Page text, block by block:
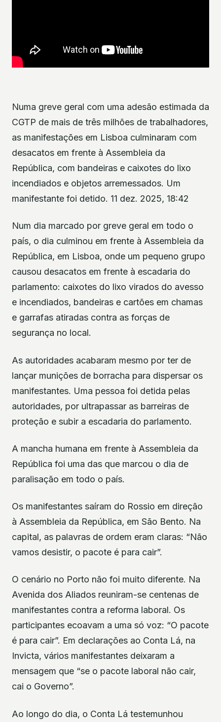
Numa greve geral com uma adesão estimada da
CGTP de mais de três milhões de trabalhadores,
as manifestações em Lisboa culminaram com
desacatos em frente à Assembleia da
República, com bandeiras e caixotes do lixo
incendiados e objetos arremessados. Um
manifestante foi detido. 11 dez. 2025, 18:42
Num dia marcado por greve geral em todo o
país, o dia culminou em frente à Assembleia da
República, em Lisboa, onde um pequeno grupo
causou desacatos em frente à escadaria do
parlamento: caixotes do lixo virados do avesso
e incendiados, bandeiras e cartões em chamas
e garrafas atiradas contra as forças de
segurança no local.
As autoridades acabaram mesmo por ter de
lançar munições de borracha para dispersar os
manifestantes. Uma pessoa foi detida pelas
autoridades, por ultrapassar as barreiras de
proteção e subir a escadaria do parlamento.
A mancha humana em frente à Assembleia da
República foi uma das que marcou o dia de
paralisação em todo o país.
Os manifestantes saíram do Rossio em direção
à Assembleia da República, em São Bento. Na
capital, as palavras de ordem eram claras: “Não
vamos desistir, o pacote é para cair”.
O cenário no Porto não foi muito diferente. Na
Avenida dos Aliados reuniram-se centenas de
manifestantes contra a reforma laboral. Os
participantes ecoavam a uma só voz: “O pacote
é para cair”. Em declarações ao Conta Lá, na
Invicta, vários manifestantes deixaram a
mensagem que “se o pacote laboral não cair,
cai o Governo”.
Ao longo do dia, o Conta Lá testemunhou